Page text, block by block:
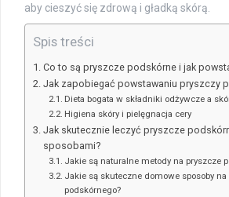
aby cieszyć się zdrową i gładką skórą.
Spis treści
Co to są pryszcze podskórne i jak
Jak zapobiegać powstawaniu pryszczy
Dieta bogata w składniki odżywcze a
Higiena skóry i pielęgnacja cery
Jak skutecznie leczyć pryszcze
sposobami?
Jakie są naturalne metody na pryszcze
Jakie są skuteczne domowe sposoby
podskórnego?